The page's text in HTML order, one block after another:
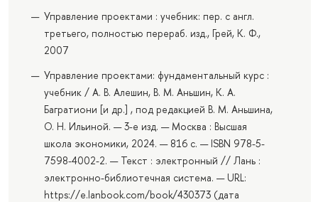
Управление проектами : учебник: пер. с англ.
третьего, полностью перераб. изд., Грей, К. Ф.,
2007
Управление проектами: фундаментальный курс :
учебник / А. В. Алешин, В. М. Аньшин, К. А.
Багратиони [и др.] , под редакцией В. М. Аньшина,
О. Н. Ильиной. — 3-е изд. — Москва : Высшая
школа экономики, 2024. — 816 с. — ISBN 978-5-
7598-4002-2. — Текст : электронный // Лань :
электронно-библиотечная система. — URL:
https://e.lanbook.com/book/430373 (дата